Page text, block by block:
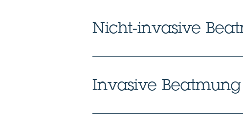
Nicht-invasive
Invasive